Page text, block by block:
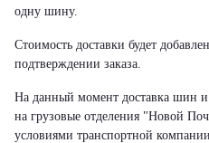
одну шину.
Стоимость доставки будет
подтверждении заказа.
На данный момент доставка шин и
на грузовые отделения "Новой
условиями транспортной